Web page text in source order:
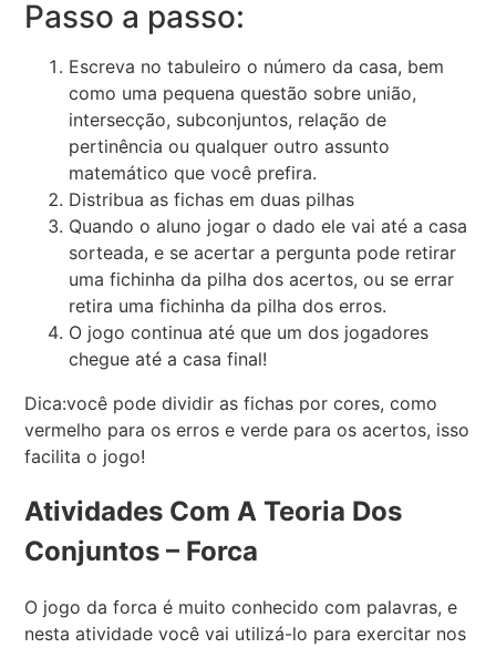
Passo a passo:
Escreva no tabuleiro o número da casa, bem
como uma pequena questão sobre união,
intersecção, subconjuntos, relação de
pertinência ou qualquer outro assunto
matemático que você prefira.
Distribua as fichas em duas pilhas
Quando o aluno jogar o dado ele vai até a casa
sorteada, e se acertar a pergunta pode retirar
uma fichinha da pilha dos acertos, ou se errar
retira uma fichinha da pilha dos erros.
O jogo continua até que um dos jogadores
chegue até a casa final!
Dica:você pode dividir as fichas por cores, como
vermelho para os erros e verde para os acertos, isso
facilita o jogo!
Atividades Com A Teoria Dos
Conjuntos – Forca
O jogo da forca é muito conhecido com palavras, e
nesta atividade você vai utilizá-lo para exercitar nos